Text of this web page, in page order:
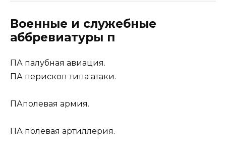
Военные и служебные
аббревиатуры п
ПА палубная авиация.
ПА перископ типа атаки.
ПАполевая армия.
ПА полевая артиллерия.